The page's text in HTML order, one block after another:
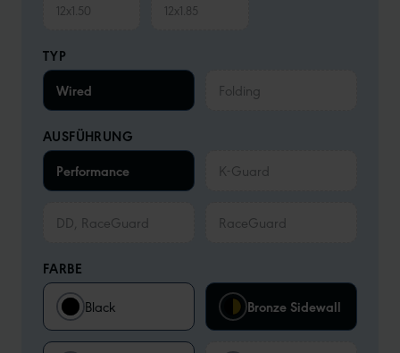
12x1.50 12x1.85
TYP
Wired
Folding
AUSFÜHRUNG
Performance
K-Guard
DD, RaceGuard RaceGuard
FARBE
Black Bronze Sidewall